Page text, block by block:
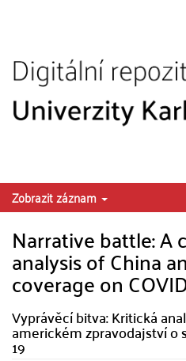
Zobrazit záznam
Narrative battle: A
analysis of China
coverage on
Vyprávěcí bitva: Kritická
americkém zpravodajství o
19